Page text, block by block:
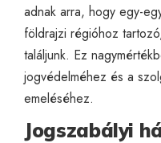
adnak arra, hogy egy-
földrajzi régióhoz
találjunk. Ez
jogvédelméhez és a
emeléséhez.
Jogszabályi